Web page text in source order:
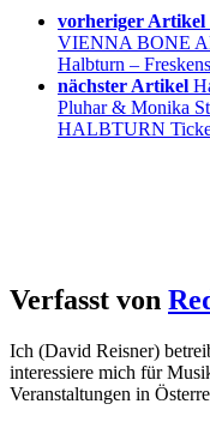
vorheriger Artikel
VIENNA BONE
Halbturn –
nächster Artikel
Pluhar & Monika
HALBTURN
Verfasst von
Ich (David Reisner)
interessiere mich für
Veranstaltungen in